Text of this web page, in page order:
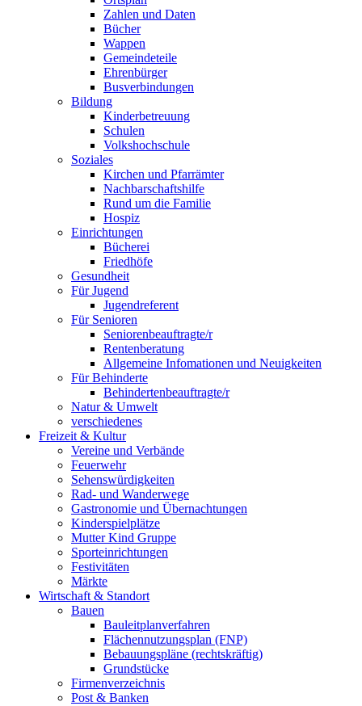
Zahlen und Daten
Bücher
Wappen
Gemeindeteile
Ehrenbürger
Busverbindungen
Bildung
Kinderbetreuung
Schulen
Volkshochschule
Soziales
Kirchen und Pfarrämter
Nachbarschaftshilfe
Rund um die Familie
Hospiz
Einrichtungen
Bücherei
Friedhöfe
Gesundheit
Für Jugend
Jugendreferent
Für Senioren
Seniorenbeauftragte/r
Rentenberatung
Allgemeine Infomationen und Neuigkeiten
Für Behinderte
Behindertenbeauftragte/r
Natur & Umwelt
verschiedenes
Freizeit & Kultur
Vereine und Verbände
Feuerwehr
Sehenswürdigkeiten
Rad- und Wanderwege
Gastronomie und Übernachtungen
Kinderspielplätze
Mutter Kind Gruppe
Sporteinrichtungen
Festivitäten
Märkte
Wirtschaft & Standort
Bauen
Bauleitplanverfahren
Flächennutzungsplan (FNP)
Bebauungspläne (rechtskräftig)
Grundstücke
Firmenverzeichnis
Post & Banken